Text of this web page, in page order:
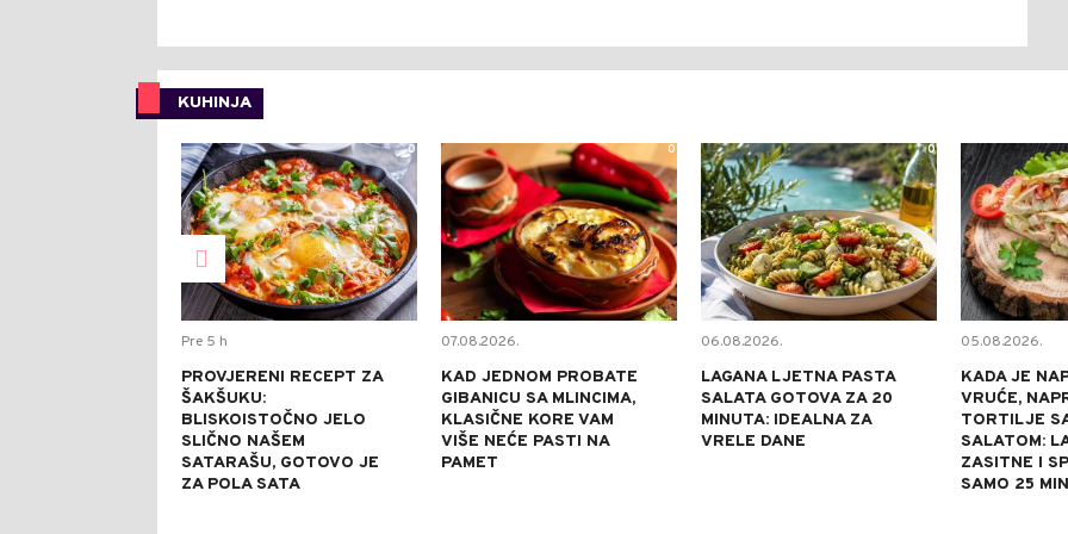
KUHINJA
0
Pre 5 h
PROVJERENI RECEPT ZA
ŠAKŠUKU:
BLISKOISTOČNO JELO
SLIČNO NAŠEM
SATARAŠU, GOTOVO JE
ZA POLA SATA
0
07.08.2026.
KAD JEDNOM PROBATE
GIBANICU SA MLINCIMA,
KLASIČNE KORE VAM
VIŠE NEĆE PASTI NA
PAMET
0
06.08.2026.
LAGANA LJETNA PASTA
SALATA GOTOVA ZA 20
MINUTA: IDEALNA ZA
VRELE DANE
05.08.2026.
KADA JE
VRUĆE,
TORTILJE
SALATOM:
ZASITNE I
SAMO 25